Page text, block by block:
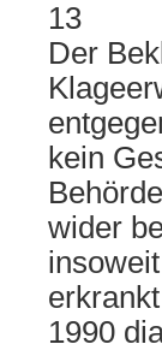
13
Der
kein
wider
1990